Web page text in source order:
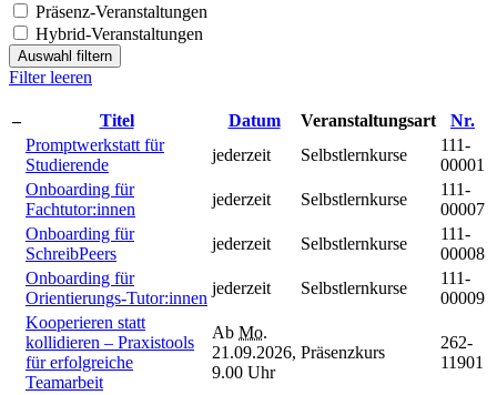
Präsenz-Veranstaltungen
Hybrid-Veranstaltungen
Auswahl filtern
Filter leeren
– Titel Datum Veranstaltungsart
Nr.
Promptwerkstatt für
Studierende
jederzeit Selbstlernkurse
111-
00001
Onboarding für
Fachtutor:innen
jederzeit Selbstlernkurse
111-
00007
Onboarding für
SchreibPeers
jederzeit Selbstlernkurse
111-
00008
Onboarding für
Orientierungs-Tutor:innen
jederzeit Selbstlernkurse
111-
00009
Kooperieren statt
kollidieren – Praxistools
für erfolgreiche
Teamarbeit
Ab Mo.
21.09.2026,
9.00 Uhr
Präsenzkurs
262-
11901